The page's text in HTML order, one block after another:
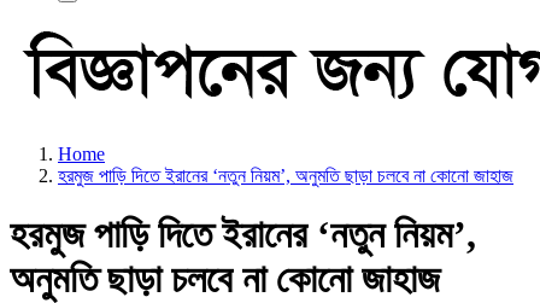
Home
হরমুজ পাড়ি দিতে ইরানের ‘নতুন নিয়ম’, অনুমতি ছাড়া চলবে না কোনো জাহাজ
হরমুজ পাড়ি দিতে ইরানের ‘নতুন নিয়ম’,
অনুমতি ছাড়া চলবে না কোনো জাহাজ